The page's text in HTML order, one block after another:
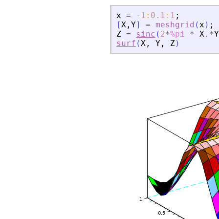
x = - 1 : 0.1 : 1 ;
[X , Y] = meshgrid (x ) ;
Z = sinc ( 2*%pi * X.*Y
surf (X , Y , Z)